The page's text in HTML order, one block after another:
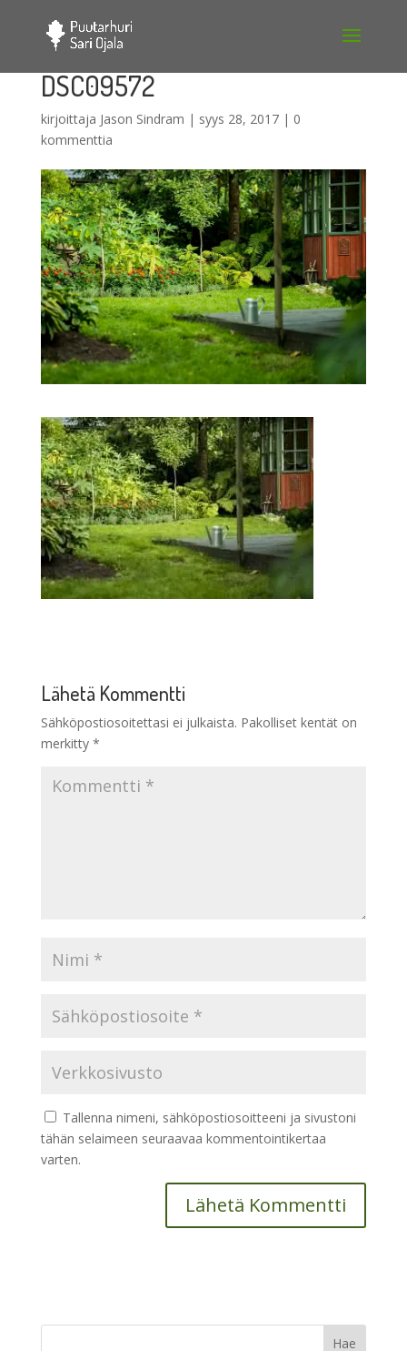
DSC09572
kirjoittaja Jason Sindram | syys 28, 2017| 0
kommenttia
Lähetä Kommentti
Sähköpostiosoitettasi ei julkaista. Pakolliset kentät on
merkitty *
Tallenna nimeni, sähköpostiosoitteeni ja sivustoni
tähän selaimeen seuraavaa kommentointikertaa
varten.